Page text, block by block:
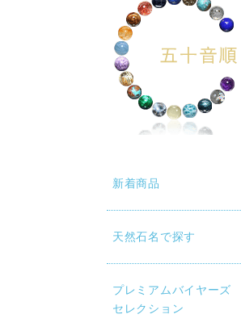
新着商品
天然石名で探す
プレミアムバイヤーズ
セレクション